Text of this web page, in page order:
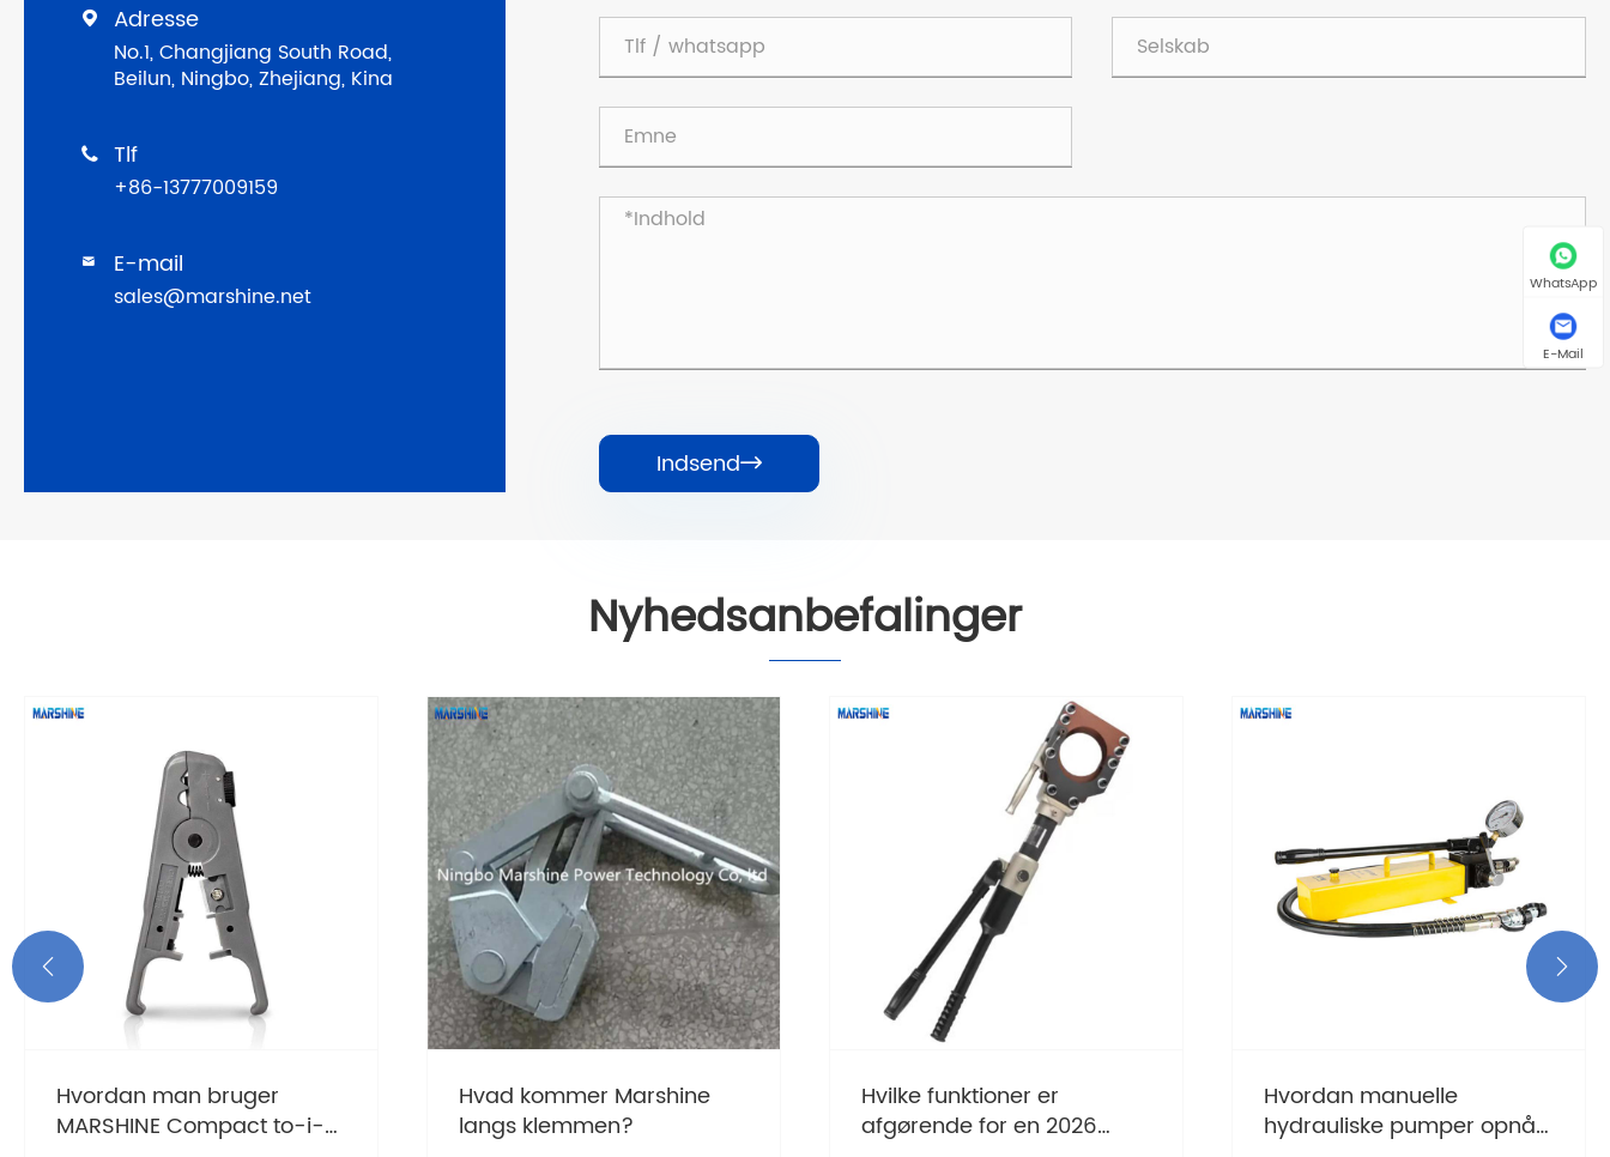
 Adresse
No.1, Changjiang South Road,
Beilun, Ningbo, Zhejiang, Kina
 Tlf
+86-13777009159
 E-mail
sales@marshine.net
Indsend
Nyhedsanbefalinger
Hvordan man bruger
MARSHINE Compact to-i-
Hvad kommer Marshine
langs klemmen?
Hvilke funktioner er
afgørende for en 2026
Hvordan manuelle
hydrauliske pumper opnår
 
WhatsApp
E-Mail